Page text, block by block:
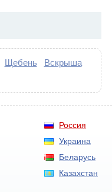
Щебень
Вскрыша
Россия
Украина
Беларусь
Казахстан